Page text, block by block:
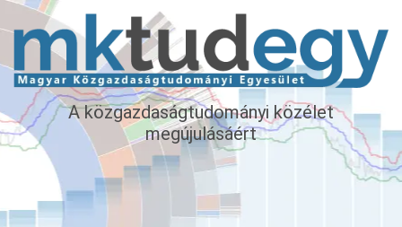
A közgazdaságtudományi közélet
megújulásáért